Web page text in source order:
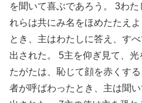
を聞いて喜ぶであろう。 3わ
れらは共にみ名をほめたたえ
とき、主はわたしに答え、す
出された。 5主を仰ぎ見て、
たがたは、恥じて顔を赤くす
者が呼ばわったとき、主は聞